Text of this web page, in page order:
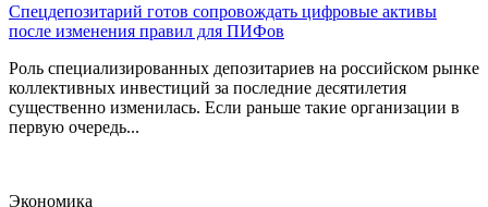
Спецдепозитарий готов сопровождать цифровые активы
после изменения правил для ПИФов
Роль специализированных депозитариев на российском рынке
коллективных инвестиций за последние десятилетия
существенно изменилась. Если раньше такие организации в
первую очередь...
Экономика